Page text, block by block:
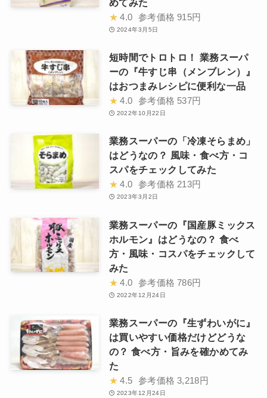
めてみた
★ 4.0 参考価格 915円
2024年3月5日
短時間でトロトロ！ 業務スーパ
ーの『牛すじ串（メンブレン）』
はおつまみレシピに便利な一品
★ 4.0 参考価格 537円
2022年10月22日
業務スーパーの「冷凍そらまめ」
はどうなの？ 風味・食べ方・コ
スパをチェックしてみた
★ 4.0 参考価格 213円
2023年3月2日
業務スーパーの『国産豚ミックス
ホルモン』はどうなの？ 食べ
方・風味・コスパをチェックして
みた
★ 4.0 参考価格 786円
2022年12月24日
業務スーパーの『生ずわいがに』
は買いやすい価格だけどどうな
の？ 食べ方・旨みを確かめてみ
た
★ 4.5 参考価格 3,218円
2023年12月24日